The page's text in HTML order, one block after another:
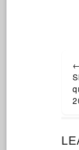
←